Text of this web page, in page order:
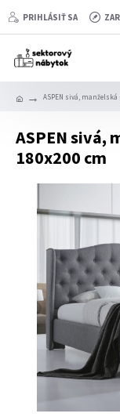
PRIHLÁSIŤ SA
ASPEN sivá, manželská
ASPEN sivá,
180x200 cm